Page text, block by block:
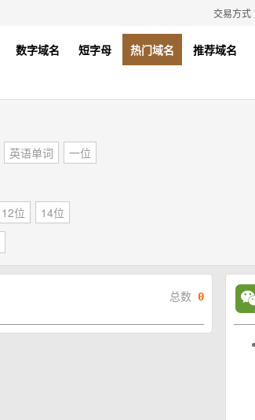
交易方式
数字域名 短字母 热门域名 推荐域名
英语单词
一位
12位
14位
总数 0